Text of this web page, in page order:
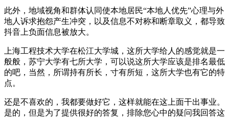
此外，地域视角和群体认同使本地居民“本地人优先”心理与外
地人诉求抱怨产生冲突，以及信息不对称和断章取义，都导致
抖音上负面信息被放大。
上海工程技术大学在松江大学城，这所大学给人的感觉就是一
般般，苏宁大学有七所大学，可以说这所大学应该是排名最低
的吧，当然，所谓持有所长，寸有所短，这所大学也有它的特
点。
还是不喜欢的，我都要做好它，这样就能在这上面干出事业。
是的，但是为了提供很好的答复，排除您心中的疑问我回答这